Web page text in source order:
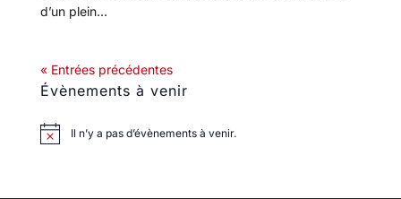
d’un plein...
« Entrées précédentes
Évènements à venir
Il n’y a pas d’évènements à venir.